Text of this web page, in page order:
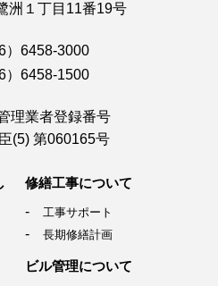
洲１丁目11番19号
）6458-3000
）6458-1500
理業者登録番号
(5) 第060165号
修繕工事について
工事サポート
長期修繕計画
ビル管理について